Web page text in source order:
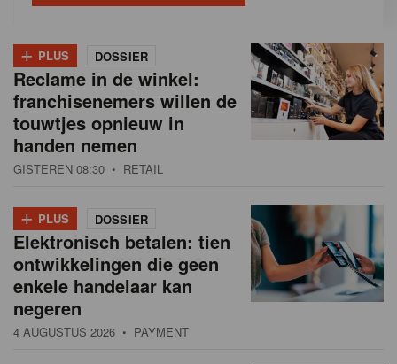
+ PLUS DOSSIER
Reclame in de winkel:
franchisenemers willen de
touwtjes opnieuw in
handen nemen
GISTEREN 08:30 • RETAIL
+ PLUS DOSSIER
Elektronisch betalen: tien
ontwikkelingen die geen
enkele handelaar kan
negeren
4 AUGUSTUS 2026 • PAYMENT